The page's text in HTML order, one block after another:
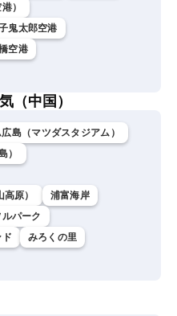
）
鬼太郎空港
空港
（中国）
島（マツダスタジアム）
）
原）
浦富海岸
パーク
みろくの里